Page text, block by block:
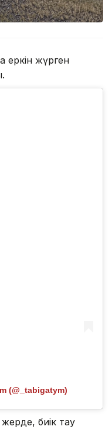
еркін жүрген
(@_tabigatym)
биік тау